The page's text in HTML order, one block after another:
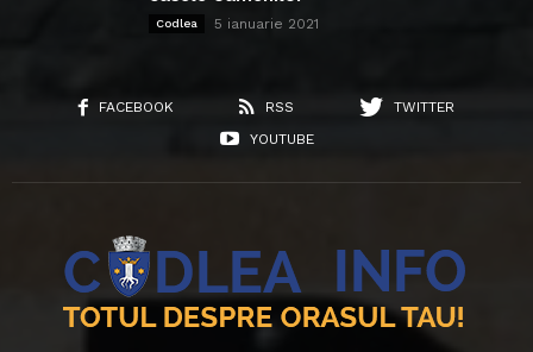
Codlea 5 ianuarie 2021
FACEBOOK RSS
TWITTER
YOUTUBE